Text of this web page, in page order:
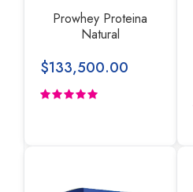
Prowhey Proteina
Natural
$133,500.00